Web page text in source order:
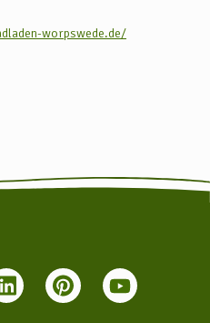
worpswede.de/